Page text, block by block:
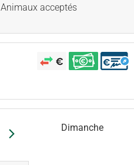
Animaux acceptés
Dimanche